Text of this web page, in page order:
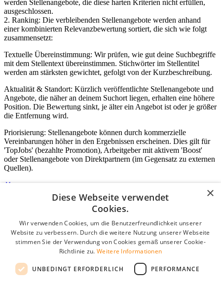
werden Stellenangebote, die diese harten Kriterien nicht erfüllen,
ausgeschlossen.
2. Ranking: Die verbleibenden Stellenangebote werden anhand
einer kombinierten Relevanzbewertung sortiert, die sich wie folgt
zusammensetzt:
Textuelle Übereinstimmung: Wir prüfen, wie gut deine Suchbegriffe
mit dem Stellentext übereinstimmen. Stichwörter im Stellentitel
werden am stärksten gewichtet, gefolgt von der Kurzbeschreibung.
Aktualität & Standort: Kürzlich veröffentlichte Stellenangebote und
Angebote, die näher an deinem Suchort liegen, erhalten eine höhere
Position. Die Bewertung sinkt, je älter ein Angebot ist oder je größer
die Entfernung wird.
Priorisierung: Stellenangebote können durch kommerzielle
Vereinbarungen höher in den Ergebnissen erscheinen. Dies gilt für
'TopJobs' (bezahlte Promotion), Arbeitgeber mit aktivem 'Boost'
oder Stellenangebote von Direktpartnern (im Gegensatz zu externen
Quellen).
Login für Unternehmen
E-Mail*
Passwort
Angemeldet bleiben
Passwort vergessen?
×
Diese Webseite verwendet
Cookies.
Wir verwenden Cookies, um die Benutzerfreundlichkeit unserer
Website zu verbessern. Durch die weitere Nutzung unserer Webseite
stimmen Sie der Verwendung von Cookies gemäß unserer Cookie-
Richtlinie zu. Weitere Informationen
UNBEDINGT ERFORDERLICH PERFORMANCE